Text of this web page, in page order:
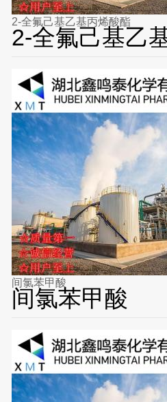
2-全氟己基乙基丙烯酸酯
2-全氟己基乙
间氯苯甲酸
间氯苯甲酸